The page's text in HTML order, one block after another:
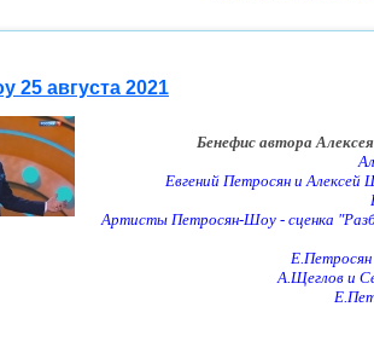
25 августа 2021
Бенефис автора
Евгений Петросян и Алексей
Артисты Петросян-Шоу - сценка
А.Щеглов и